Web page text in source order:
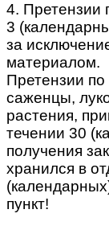
4. Претензии
3
за
материалом.
Претензии
саженцы,
растения,
течении 30
получения
хранился в
пункт!